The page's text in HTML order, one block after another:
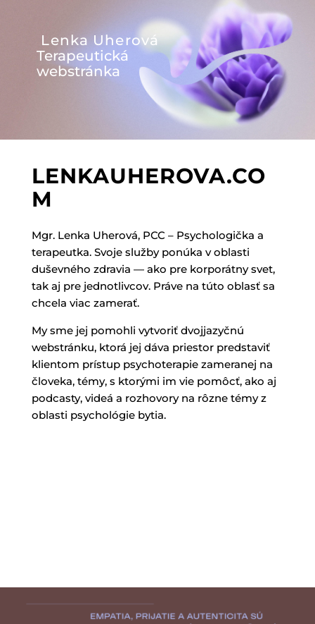
Lenka Uherová
Terapeutická
webstránka
LENKAUHEROVA.CO
M
Mgr. Lenka Uherová, PCC – Psychologička a
terapeutka. Svoje služby ponúka v oblasti
duševného zdravia — ako pre korporátny svet,
tak aj pre jednotlivcov. Práve na túto oblasť sa
chcela viac zamerať.
My sme jej pomohli vytvoriť dvojjazyčnú
webstránku, ktorá jej dáva priestor predstaviť
klientom prístup psychoterapie zameranej na
človeka, témy, s ktorými im vie pomôcť, ako aj
podcasty, videá a rozhovory na rôzne témy z
oblasti psychológie bytia.